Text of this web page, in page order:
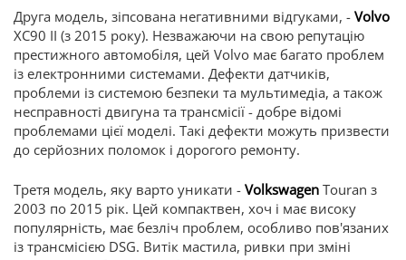
Друга модель, зіпсована негативними відгуками, -Volvo
XC90 II (з 2015 року). Незважаючи на свою репутацію
престижного автомобіля, цей Volvo має багато проблем
із електронними системами. Дефекти датчиків,
проблеми із системою безпеки та мультимедіа, а також
несправності двигуна та трансмісії - добре відомі
проблемами цієї моделі. Такі дефекти можуть призвести
до серйозних поломок і дорогого ремонту.
Третя модель, яку варто уникати -VolkswagenTouran з
2003 по 2015 рік. Цей компактвен, хоч і має високу
популярність, має безліч проблем, особливо пов'язаних
із трансмісією DSG. Витік мастила, ривки при зміні